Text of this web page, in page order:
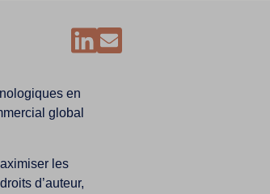
en
global
les
d’auteur,